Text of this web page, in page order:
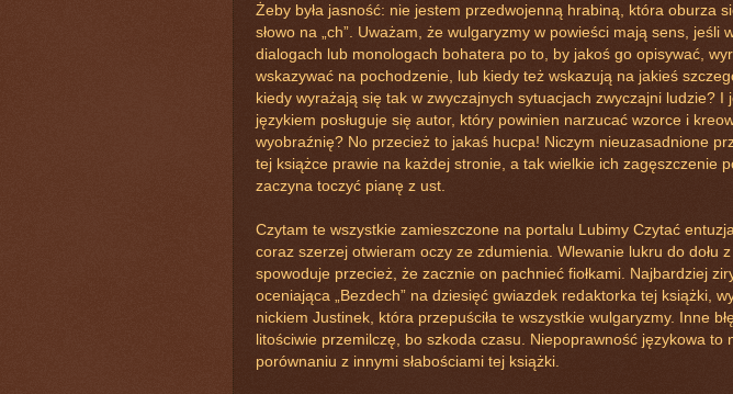
Żeby była jasność: nie jestem przedwojenną hrabiną, która oburza
słowo na „ch”. Uważam, że wulgaryzmy w powieści mają sens, jeśli
dialogach lub monologach bohatera po to, by jakoś go opisywać,
wskazywać na pochodzenie, lub kiedy też wskazują na jakieś
kiedy wyrażają się tak w zwyczajnych sytuacjach zwyczajni ludzie? I
językiem posługuje się autor, który powinien narzucać wzorce i
wyobraźnię? No przecież to jakaś hucpa! Niczym nieuzasadnione
tej książce prawie na każdej stronie, a tak wielkie ich zagęszczenie
zaczyna toczyć pianę z ust.
Czytam te wszystkie zamieszczone na portalu Lubimy Czytać
coraz szerzej otwieram oczy ze zdumienia. Wlewanie lukru do dołu
spowoduje przecież, że zacznie on pachnieć fiołkami. Najbardziej
oceniająca „Bezdech” na dziesięć gwiazdek redaktorka tej książki,
nickiem Justinek, która przepuściła te wszystkie wulgaryzmy. Inne
litościwie przemilczę, bo szkoda czasu. Niepoprawność językowa to
porównaniu z innymi słabościami tej książki.